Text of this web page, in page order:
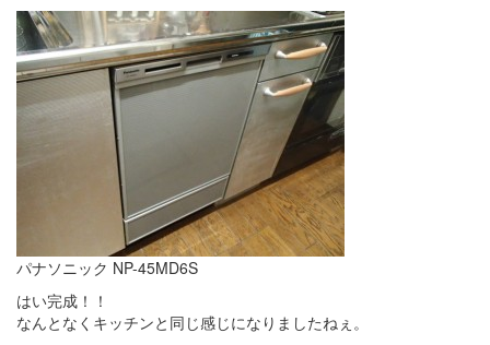
パナソニック NP-45MD6S
はい完成！！
なんとなくキッチンと同じ感じになりましたねぇ。